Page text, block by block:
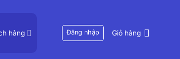
hàng Đăng nhập Giỏ hàng